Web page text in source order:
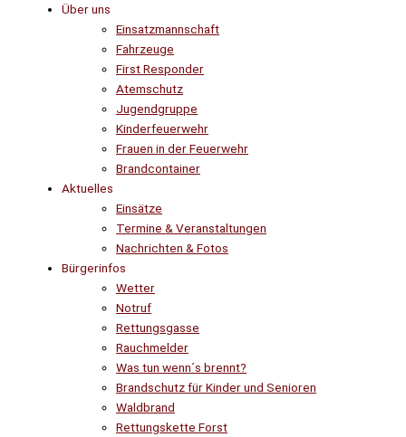
Über uns
Einsatzmannschaft
Fahrzeuge
First Responder
Atemschutz
Jugendgruppe
Kinderfeuerwehr
Frauen in der Feuerwehr
Brandcontainer
Aktuelles
Einsätze
Termine & Veranstaltungen
Nachrichten & Fotos
Bürgerinfos
Wetter
Notruf
Rettungsgasse
Rauchmelder
Was tun wenn´s brennt?
Brandschutz für Kinder und Senioren
Waldbrand
Rettungskette Forst